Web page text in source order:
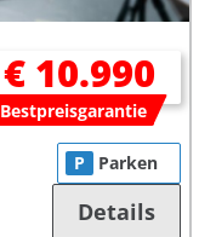
€ 10.990
Bestpreisgarantie
P Parken
Details